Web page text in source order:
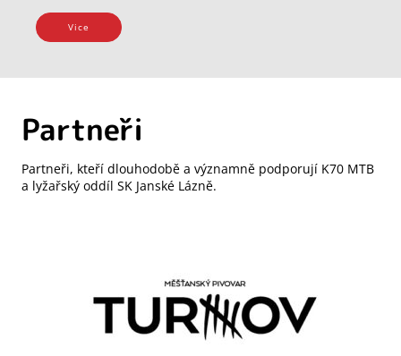
Vice
Partneři
Partneři, kteří dlouhodobě a významně podporují K70 MTB
a lyžařský oddíl SK Janské Lázně.